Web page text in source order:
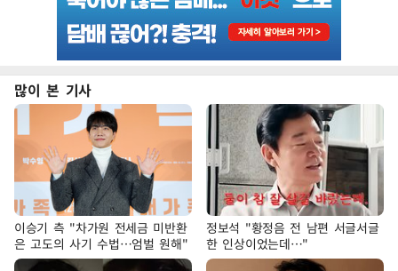
많이 본 기사
이승기 측 "차가원 전세금 미반환
은 고도의 사기 수법…엄벌 원해"
정보석 "황정음 전 남편 서글서글
한 인상이었는데…"